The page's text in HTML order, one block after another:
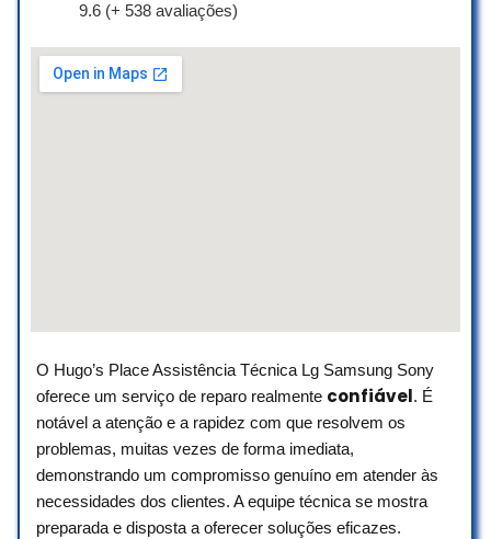
Fiquei muito satisfeita com o
atendimento da SPTV Assistência!
peça foi encontrada. A TV ficou pronta
antes do que eu esperava após a
aprovação do orçamento, e o resultado
final foi excelente.
Recomendo com confiança a SPTV
Assistência e, se precisar novamente,
certamente voltarei a contar com o
serviço deles. Obrigada pelo
9.6 (+ 538 avaliações)
O Hugo’s Place Assistência Técnica Lg Samsung Sony
oferece um serviço de reparo realmente confiável. É
notável a atenção e a rapidez com que resolvem os
problemas, muitas vezes de forma imediata,
demonstrando um compromisso genuíno em atender às
necessidades dos clientes. A equipe técnica se mostra
preparada e disposta a oferecer soluções eficazes.